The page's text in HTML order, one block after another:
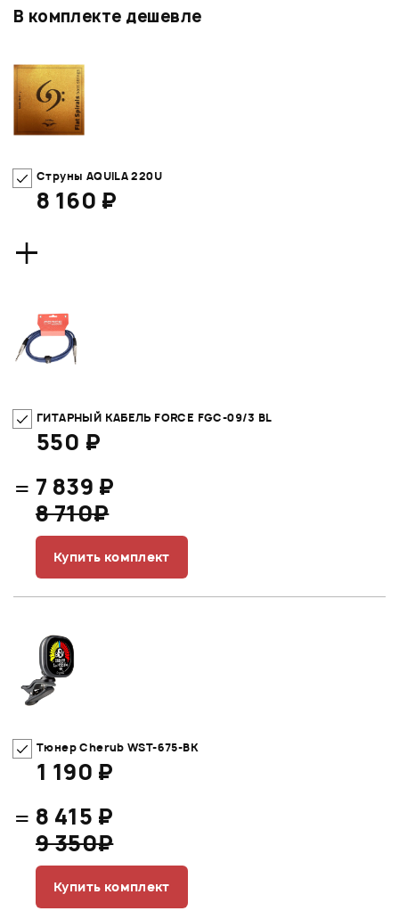
В комплекте дешевле
Струны AQUILA 220U
8 160 ₽
+
ГИТАРНЫЙ КАБЕЛЬ FORCE FGC-09/3 BL
550 ₽
= 7 839 ₽
8 710₽
Купить комплект
Тюнер Cherub WST-675-BK
1 190 ₽
= 8 415 ₽
9 350₽
Купить комплект